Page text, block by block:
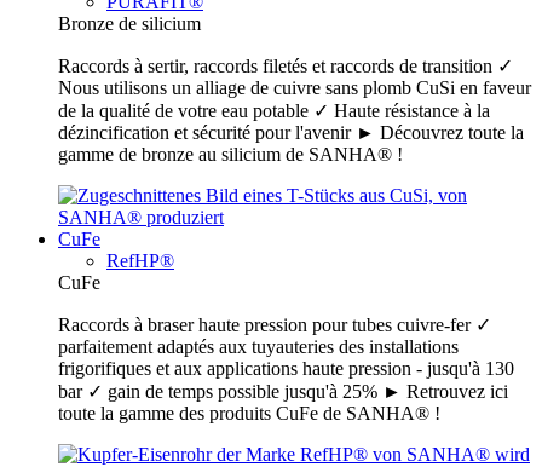
Bronze de silicium
Raccords à sertir, raccords filetés et raccords de transition ✓
Nous utilisons un alliage de cuivre sans plomb CuSi en faveur
de la qualité de votre eau potable ✓ Haute résistance à la
dézincification et sécurité pour l'avenir ► Découvrez toute la
gamme de bronze au silicium de SANHA® !
CuFe
RefHP®
CuFe
Raccords à braser haute pression pour tubes cuivre-fer ✓
parfaitement adaptés aux tuyauteries des installations
frigorifiques et aux applications haute pression - jusqu'à 130
bar ✓ gain de temps possible jusqu'à 25% ► Retrouvez ici
toute la gamme des produits CuFe de SANHA® !